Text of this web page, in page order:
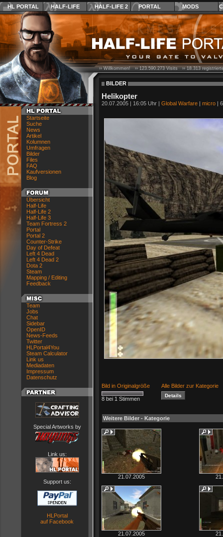
HL PORTAL HALF-LIFE HALF-LIFE 2 PORTAL MODS
Startseite
Suche
News
Artikel
Kolumnen
Umfragen
Bilder
Files
FAQ
Kaufversionen
Blog
Übersicht
Half-Life
Half-Life 2
Half-Life 3
Team Fortress 2
Portal
Portal 2
Counter-Strike
Day of Defeat
Left 4 Dead
Left 4 Dead 2
Dota 2
Steam
Mapping / Editing
Feedback
Team
Jobs
Chat
Sidebar
OpenID
News-Feeds
Twitter
HLPortal4You
Steam Calculator
Link us
Mediadaten
Impressum
Datenschutz
Special Artworks by
Link us:
Support us:
HLPortal
auf Facebook
›› Willkommen! ››123.590.273Visits ››18.313
BILDER
Helikopter
20.07.2005 | 16:05 Uhr | Global Warfare | micro |
Bild in Originalgröße Alle Bilder zur Kategorie
8 bei 1 Stimmen
Weitere Bilder - Kategorie
21.07.2005
21.07.2005